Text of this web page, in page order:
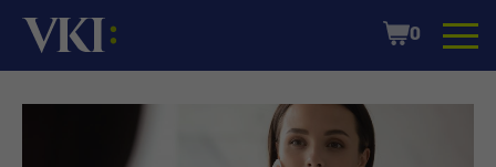
Startseite
Shopping
Cart
0